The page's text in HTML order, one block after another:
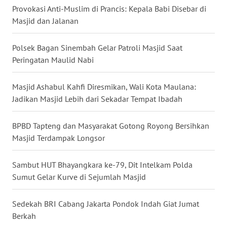
Provokasi Anti-Muslim di Prancis: Kepala Babi Disebar di
Masjid dan Jalanan
Polsek Bagan Sinembah Gelar Patroli Masjid Saat
Peringatan Maulid Nabi
Masjid Ashabul Kahfi Diresmikan, Wali Kota Maulana:
Jadikan Masjid Lebih dari Sekadar Tempat Ibadah
BPBD Tapteng dan Masyarakat Gotong Royong Bersihkan
Masjid Terdampak Longsor
Sambut HUT Bhayangkara ke-79, Dit Intelkam Polda
Sumut Gelar Kurve di Sejumlah Masjid
Sedekah BRI Cabang Jakarta Pondok Indah Giat Jumat
Berkah
LAMPUNG
JATENG
NUSANTARA
JOGJA
WN
JATIM
WN
BALI